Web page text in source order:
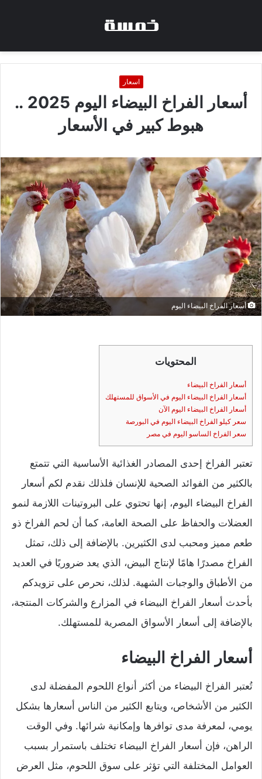
اسعار
أسعار الفراخ البيضاء اليوم 2025 ..
هبوط كبير في الأسعار
أسعار الفراخ البيضاء اليوم
المحتويات
أسعار الفراخ البيضاء
أسعار الفراخ البيضاء اليوم في الأسواق للمستهلك
أسعار الفراخ البيضاء اليوم الآن
سعر كيلو الفراخ البيضاء اليوم في البورصة
سعر الفراخ الساسو اليوم في مصر
تعتبر الفراخ إحدى المصادر الغذائية الأساسية التي تتمتع
بالكثير من الفوائد الصحية للإنسان فلذلك نقدم لكم أسعار
الفراخ البيضاء اليوم، إنها تحتوي على البروتينات اللازمة لنمو
العضلات والحفاظ على الصحة العامة، كما أن لحم الفراخ ذو
طعم مميز ومحبب لدى الكثيرين. بالإضافة إلى ذلك، تمثل
الفراخ مصدرًا هامًا لإنتاج البيض، الذي يعد ضروريًا في العديد
من الأطباق والوجبات الشهية. لذلك، نحرص على تزويدكم
بأحدث أسعار الفراخ البيضاء في المزارع والشركات المنتجة،
بالإضافة إلى أسعار الأسواق المصرية للمستهلك.
أسعار الفراخ البيضاء
تُعتبر الفراخ البيضاء من أكثر أنواع اللحوم المفضلة لدى
الكثير من الأشخاص، ويتابع الكثير من الناس أسعارها بشكل
يومي، لمعرفة مدى توافرها وإمكانية شرائها. وفي الوقت
الراهن، فإن أسعار الفراخ البيضاء تختلف باستمرار بسبب
العوامل المختلفة التي تؤثر على سوق اللحوم، مثل العرض